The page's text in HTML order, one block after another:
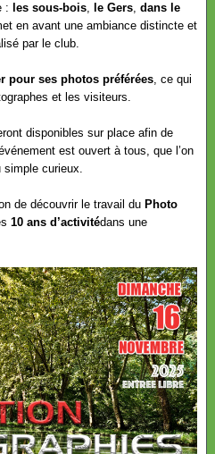
: les sous-bois, le Gers, dans le
en avant une ambiance distincte et
par le club.
pour ses photos préférées, ce qui
et les visiteurs.
disponibles sur place afin de
est ouvert à tous, que l’on
simple curieux.
de découvrir le travail du Photo
10 ans d’activitédans une